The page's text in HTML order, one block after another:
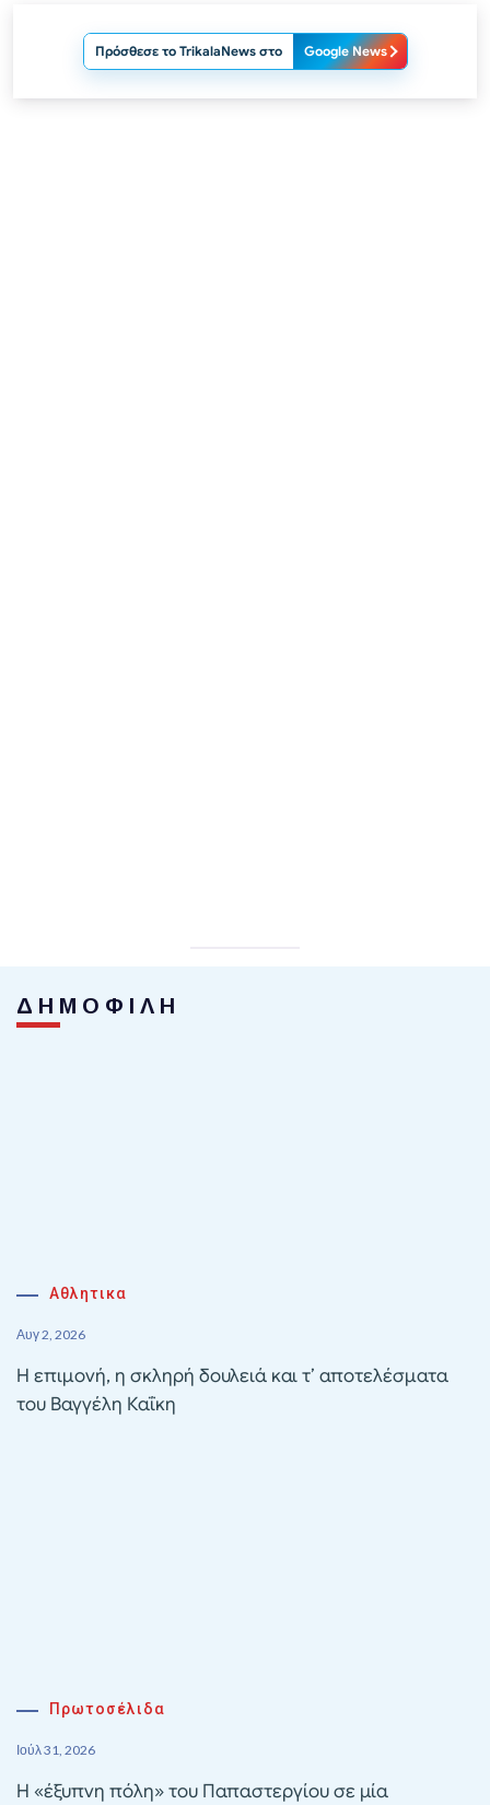
Πρόσθεσε το TrikalaNews στο Google News
ΔΗΜΟΦΙΛΗ
Αθλητικα
Αυγ 2, 2026
Η επιμονή, η σκληρή δουλειά και τ’ αποτελέσματα
του Βαγγέλη Καΐκη
Πρωτοσέλιδα
Ιούλ 31, 2026
Η «έξυπνη πόλη» του Παπαστεργίου σε μία